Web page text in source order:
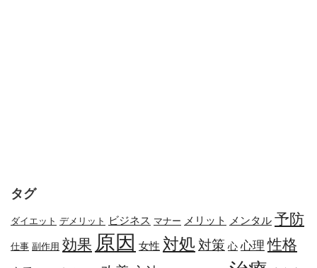
タグ
ダイエット デメリット ビジネス マナー メリット メンタル 予防
仕事 副作用 効果 原因 女性 対処 対策 心 心理 性格